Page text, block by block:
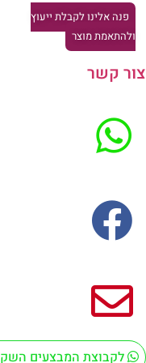
פנה אלינו לקבלת ייעוץ
מוצר
קשר
לקבוצת המבצעים השקטה